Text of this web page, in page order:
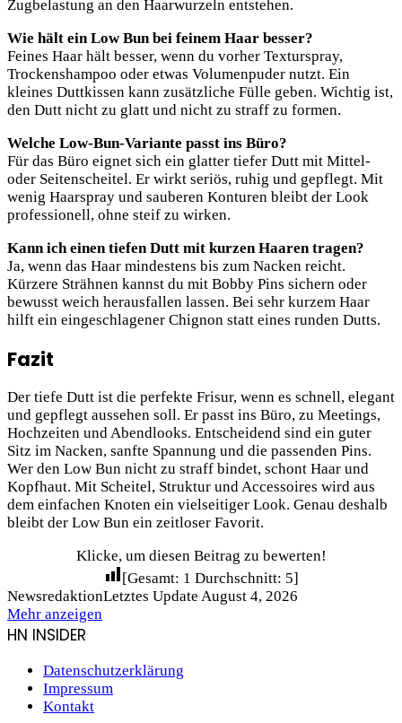
Zugbelastung an den Haarwurzeln entstehen.
Wie hält ein Low Bun bei feinem Haar besser?
Feines Haar hält besser, wenn du vorher Texturspray,
Trockenshampoo oder etwas Volumenpuder nutzt. Ein
kleines Duttkissen kann zusätzliche Fülle geben. Wichtig ist,
den Dutt nicht zu glatt und nicht zu straff zu formen.
Welche Low-Bun-Variante passt ins Büro?
Für das Büro eignet sich ein glatter tiefer Dutt mit Mittel-
oder Seitenscheitel. Er wirkt seriös, ruhig und gepflegt. Mit
wenig Haarspray und sauberen Konturen bleibt der Look
professionell, ohne steif zu wirken.
Kann ich einen tiefen Dutt mit kurzen Haaren tragen?
Ja, wenn das Haar mindestens bis zum Nacken reicht.
Kürzere Strähnen kannst du mit Bobby Pins sichern oder
bewusst weich herausfallen lassen. Bei sehr kurzem Haar
hilft ein eingeschlagener Chignon statt eines runden Dutts.
Fazit
Der tiefe Dutt ist die perfekte Frisur, wenn es schnell, elegant
und gepflegt aussehen soll. Er passt ins Büro, zu Meetings,
Hochzeiten und Abendlooks. Entscheidend sind ein guter
Sitz im Nacken, sanfte Spannung und die passenden Pins.
Wer den Low Bun nicht zu straff bindet, schont Haar und
Kopfhaut. Mit Scheitel, Struktur und Accessoires wird aus
dem einfachen Knoten ein vielseitiger Look. Genau deshalb
bleibt der Low Bun ein zeitloser Favorit.
Klicke, um diesen Beitrag zu bewerten!
[Gesamt: 1 Durchschnitt: 5]
NewsredaktionLetztes Update August 4, 2026
Mehr anzeigen
HN INSIDER
Datenschutzerklärung
Impressum
Kontakt